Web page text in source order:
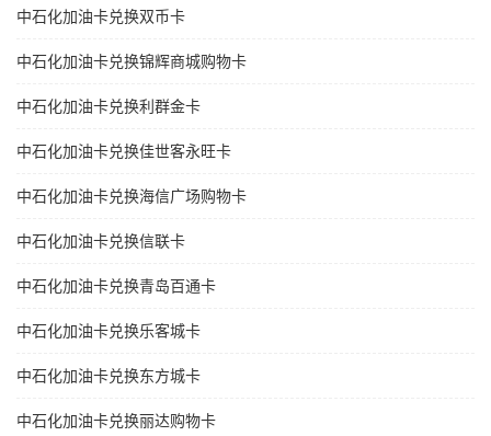
中石化加油卡兑换双币卡
中石化加油卡兑换锦辉商城购物卡
中石化加油卡兑换利群金卡
中石化加油卡兑换佳世客永旺卡
中石化加油卡兑换海信广场购物卡
中石化加油卡兑换信联卡
中石化加油卡兑换青岛百通卡
中石化加油卡兑换乐客城卡
中石化加油卡兑换东方城卡
中石化加油卡兑换丽达购物卡